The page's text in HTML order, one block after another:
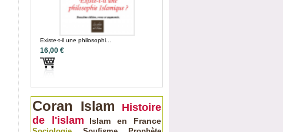
Existe-t-il une philosophi...
16,00 €
Coran Islam
Histoire
de l'islam
Islam en France